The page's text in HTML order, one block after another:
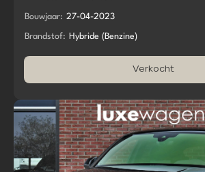
Bouwjaar: 27-04-2023
Brandstof: Hybride (Benzine)
Verkocht